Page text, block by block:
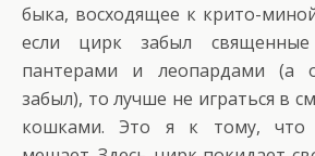
быка, восходящее к крито-
если цирк забыл
пантерами и леопардами (а
забыл), то лучше не играться в
кошками. Это я к тому, что